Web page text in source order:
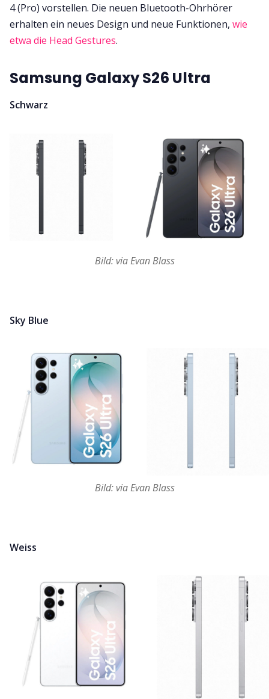
4 (Pro) vorstellen. Die neuen Bluetooth-Ohrhörer
erhalten ein neues Design und neue Funktionen, wie
etwa die Head Gestures.
Samsung Galaxy S26 Ultra
Schwarz
Bild: via Evan Blass
Sky Blue
Bild: via Evan Blass
Weiss